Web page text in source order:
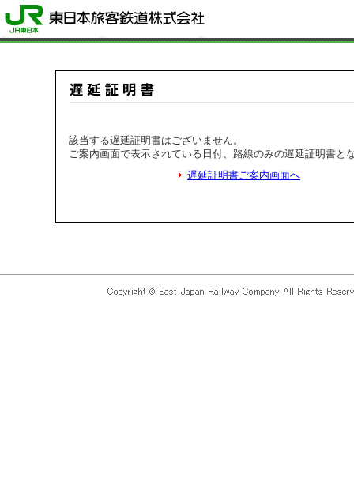
該当する遅延証明書はございません。
ご案内画面で表示されている日付、路線のみの遅延証明書と
遅延証明書ご案内画面へ